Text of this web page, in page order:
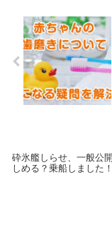
砕氷艦しらせ、一般公
しめる？乗船しました！